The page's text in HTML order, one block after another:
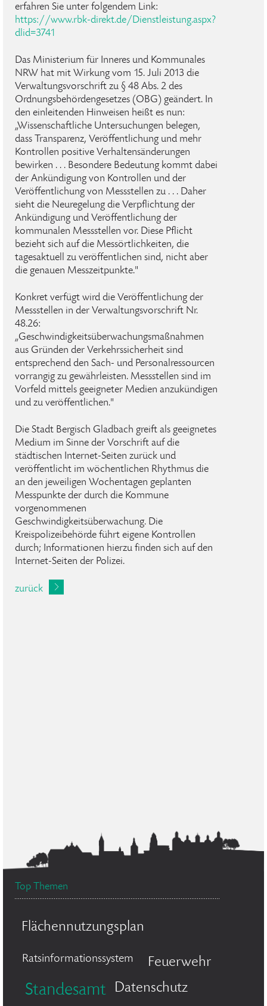
erfahren Sie unter folgendem Link:
https://www.rbk-direkt.de/Dienstleistung.aspx?
dlid=3741
Das Ministerium für Inneres und Kommunales
NRW hat mit Wirkung vom 15. Juli 2013 die
Verwaltungsvorschrift zu § 48 Abs. 2 des
Ordnungsbehördengesetzes (OBG) geändert. In
den einleitenden Hinweisen heißt es nun:
„Wissenschaftliche Untersuchungen belegen,
dass Transparenz, Veröffentlichung und mehr
Kontrollen positive Verhaltensänderungen
bewirken . . . Besondere Bedeutung kommt dabei
der Ankündigung von Kontrollen und der
Veröffentlichung von Messstellen zu . . . Daher
sieht die Neuregelung die Verpflichtung der
Ankündigung und Veröffentlichung der
kommunalen Messstellen vor. Diese Pflicht
bezieht sich auf die Messörtlichkeiten, die
tagesaktuell zu veröffentlichen sind, nicht aber
die genauen Messzeitpunkte."
Konkret verfügt wird die Veröffentlichung der
Messstellen in der Verwaltungsvorschrift Nr.
48.26:
„Geschwindigkeitsüberwachungsmaßnahmen
aus Gründen der Verkehrssicherheit sind
entsprechend den Sach- und Personalressourcen
vorrangig zu gewährleisten. Messstellen sind im
Vorfeld mittels geeigneter Medien anzukündigen
und zu veröffentlichen."
Die Stadt Bergisch Gladbach greift als geeignetes
Medium im Sinne der Vorschrift auf die
städtischen Internet-Seiten zurück und
veröffentlicht im wöchentlichen Rhythmus die
an den jeweiligen Wochentagen geplanten
Messpunkte der durch die Kommune
vorgenommenen
Geschwindigkeitsüberwachung. Die
Kreispolizeibehörde führt eigene Kontrollen
durch; Informationen hierzu finden sich auf den
Internet-Seiten der Polizei.
zurück
Top Themen
Flächennutzungsplan
Ratsinformationssystem Feuerwehr
Standesamt Datenschutz